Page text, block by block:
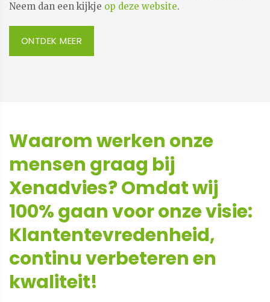
Neem dan een kijkje op deze website​​​​​​​.
ONTDEK MEER
Waarom werken onze
mensen graag bij
Xenadvies? Omdat wij
100% gaan voor onze visie:
Klantentevredenheid,
continu verbeteren en
kwaliteit!